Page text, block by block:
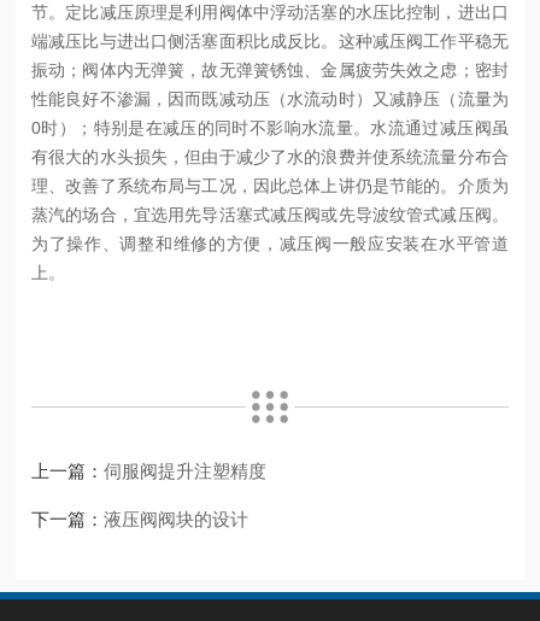
节。定比减压原理是利用阀体中浮动活塞的水压比控制，进出口
端减压比与进出口侧活塞面积比成反比。这种减压阀工作平稳无
振动；阀体内无弹簧，故无弹簧锈蚀、金属疲劳失效之虑；密封
性能良好不渗漏，因而既减动压（水流动时）又减静压（流量为
0时）；特别是在减压的同时不影响水流量。 水流通过减压阀虽
有很大的水头损失，但由于减少了水的浪费并使系统流量分布合
理、改善了系统布局与工况，因此总体上讲仍是节能的。介质为
蒸汽的场合，宜选用先导活塞式减压阀或先导波纹管式减压阀。
为了操作、调整和维修的方便，减压阀一般应安装在水平管道
上。
上一篇：伺服阀提升注塑精度
下一篇：液压阀阀块的设计